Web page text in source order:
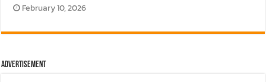
February 10, 2026
Advertisement